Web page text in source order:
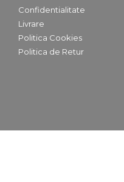
Confidentialitate
Livrare
Politica Cookies
Politica de Retur